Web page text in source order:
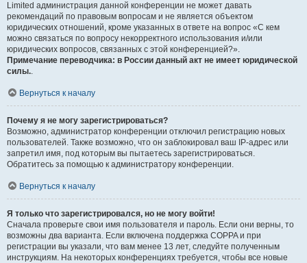
Limited администрация данной конференции не может давать
рекомендаций по правовым вопросам и не является объектом
юридических отношений, кроме указанных в ответе на вопрос «С кем
можно связаться по вопросу некорректного использования и/или
юридических вопросов, связанных с этой конференцией?».
Примечание переводчика: в России данный акт не имеет юридической
силы..
Вернуться к началу
Почему я не могу зарегистрироваться?
Возможно, администратор конференции отключил регистрацию новых
пользователей. Также возможно, что он заблокировал ваш IP-адрес или
запретил имя, под которым вы пытаетесь зарегистрироваться.
Обратитесь за помощью к администратору конференции.
Вернуться к началу
Я только что зарегистрировался, но не могу войти!
Сначала проверьте свои имя пользователя и пароль. Если они верны, то
возможны два варианта. Если включена поддержка COPPA и при
регистрации вы указали, что вам менее 13 лет, следуйте полученным
инструкциям. На некоторых конференциях требуется, чтобы все новые